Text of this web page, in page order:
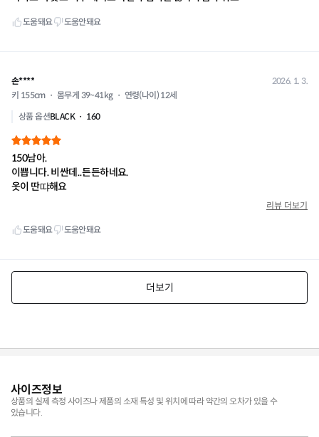
사이즈정보
상품의 실제 측정 사이즈나 제품의 소재 특성 및 위치에 따라 약간의 오차가 있을 수
있습니다.